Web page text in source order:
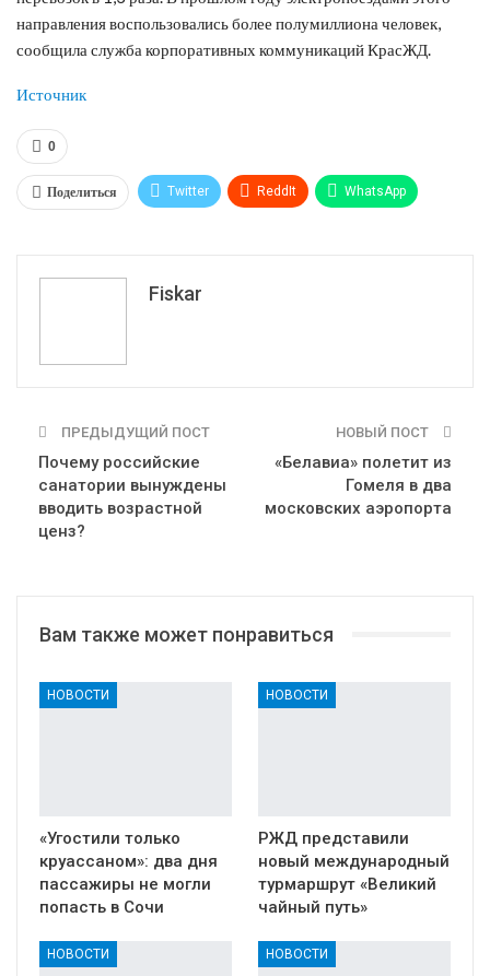
направления воспользовались более полумиллиона человек,
сообщила служба корпоративных коммуникаций КрасЖД.
Источник
0
Поделиться Twitter ReddIt WhatsApp
Telegram
Fiskar
ПРЕДЫДУЩИЙ ПОСТ
Почему российские
санатории вынуждены
вводить возрастной
ценз?
НОВЫЙ ПОСТ
«Белавиа» полетит из
Гомеля в два
московских аэропорта
Вам также может понравиться
НОВОСТИ
«Угостили только
круассаном»: два дня
пассажиры не могли
попасть в Сочи
НОВОСТИ
РЖД представили
новый международный
турмаршрут «Великий
чайный путь»
НОВОСТИ НОВОСТИ